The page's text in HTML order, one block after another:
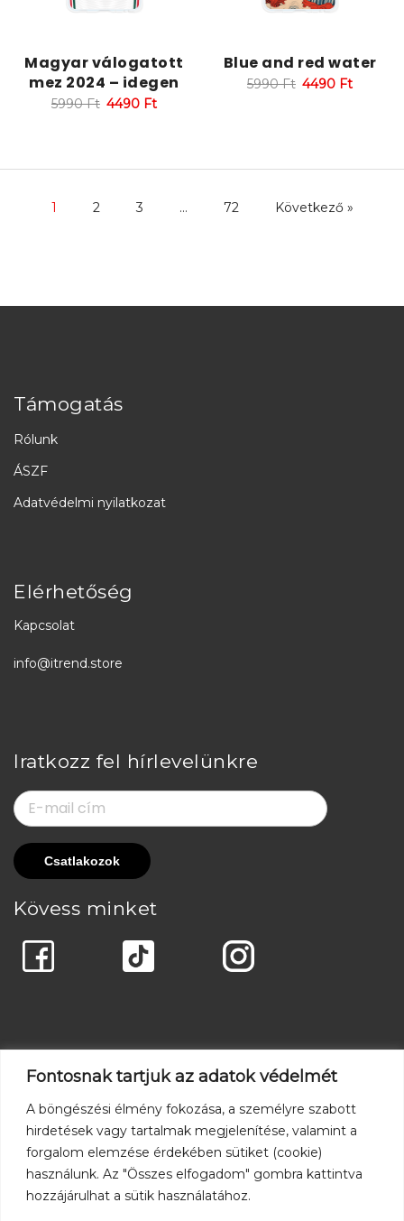
Fontosnak tartjuk az adatok védelmét
A böngészési élmény fokozása, a személyre szabott
hirdetések vagy tartalmak megjelenítése, valamint a
forgalom elemzése érdekében sütiket (cookie)
használunk. Az "Összes elfogadom" gombra kattintva
hozzájárulhat a sütik használatához.
Magyar válogatott
mez 2024 – idegen
5990Ft 4490 Ft
Blue and red water
5990Ft 4490 Ft
1 2 3 … 72 Következő »
Támogatás
Rólunk
ÁSZF
Adatvédelmi nyilatkozat
Elérhetőség
Kapcsolat
info@itrend.store
Iratkozz fel hírlevelünkre
Kövess minket